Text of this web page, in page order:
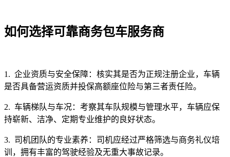
如何选择可靠商务包车服务商
1. 企业资质与安全保障：核实其是否为正规注册企业，车辆
是否具备营运资质并投保高额座位险与第三者责任险。
2. 车辆梯队与车况：考察其车队规模与管理水平，车辆应保
持崭新、洁净、定期专业维护的良好状态。
3. 司机团队的专业素养：司机应经过严格筛选与商务礼仪培
训，拥有丰富的驾驶经验及无重大事故记录。